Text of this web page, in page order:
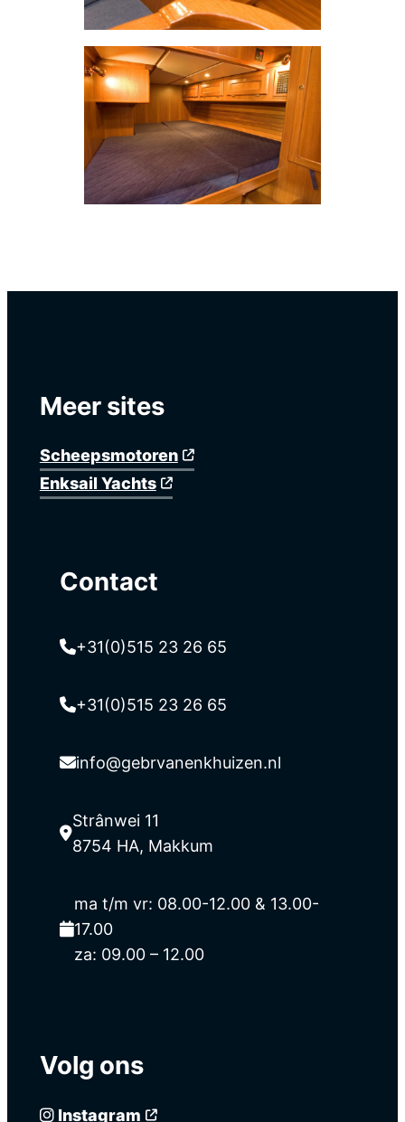
Meer sites
Scheepsmotoren
Enksail Yachts
Contact
+31(0)515 23 26 65
+31(0)515 23 26 65
info@gebrvanenkhuizen.nl
Strânwei 11
8754 HA, Makkum
ma t/m vr: 08.00-12.00 & 13.00-
17.00
za: 09.00 – 12.00
Volg ons
Instagram